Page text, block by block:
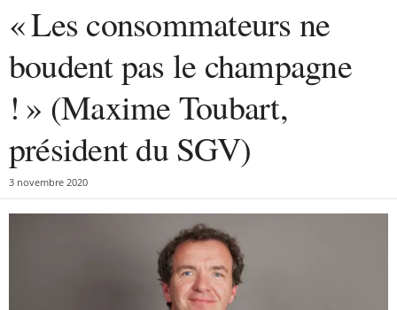
« Les consommateurs ne
boudent pas le champagne
! » (Maxime Toubart,
président du SGV)
3 novembre 2020